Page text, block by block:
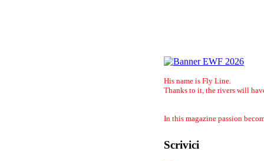
His name is Fly Line.
Thanks to it, the rivers will
In this magazine passion
Scrivici